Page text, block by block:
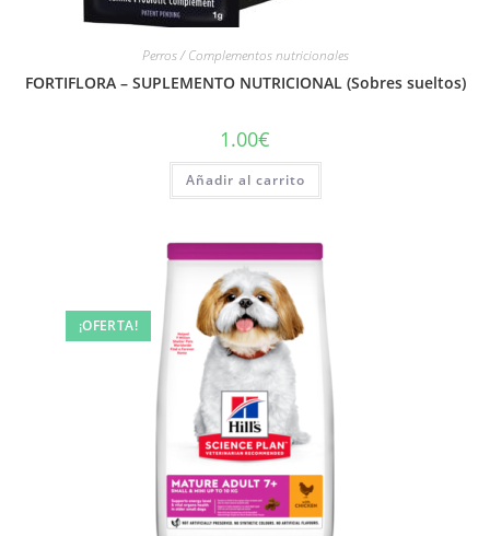
Perros / Complementos nutricionales
FORTIFLORA – SUPLEMENTO NUTRICIONAL (Sobres sueltos)
1.00€
Añadir al carrito
¡OFERTA!